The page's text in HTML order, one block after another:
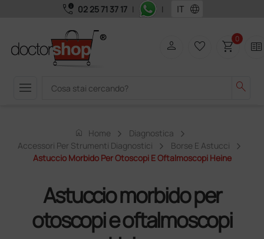
call_quality 02 25 71 37 17 | | language
menu search
person favorite_border shopping_cart0 two_pager
home Home
Diagnostica
Accessori Per Strumenti Diagnostici
Borse E Astucci
Astuccio Morbido Per Otoscopi E Oftalmoscopi Heine
Astuccio morbido per
otoscopi e oftalmoscopi